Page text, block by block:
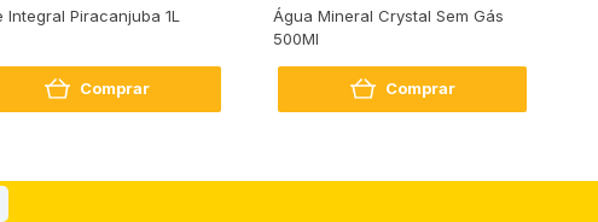
Integral Piracanjuba 1L
Comprar
Água Mineral Crystal Sem Gás
500Ml
Comprar